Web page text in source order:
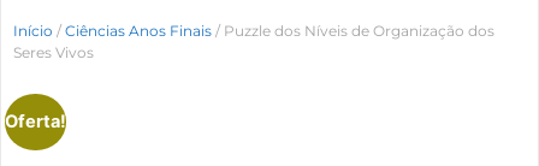
Início / Ciências Anos Finais / Puzzle dos Níveis de Organização dos
Seres Vivos
Oferta!